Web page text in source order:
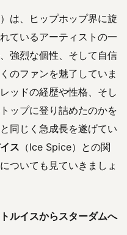
は、ヒップホップ界に旋
ているアーティストの一
強烈な個性、そして自信
のファンを魅了していま
ッドの経歴や性格、そし
ップに登り詰めたのかを
同じく急成長を遂げてい
ス （Ice Spice）との関
ついても見ていきましょ
ルイスからスターダムへ